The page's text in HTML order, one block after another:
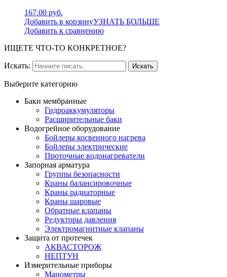
167.00 руб.
Добавить в корзинуУЗНАТЬ БОЛЬШЕ
Добавить к сравнению
ИЩЕТЕ ЧТО-ТО КОНКРЕТНОЕ?
Искать:
Выберите категорию
Баки мембранные
Гидроаккумуляторы
Расширительные баки
Водогрейное оборудование
Бойлеры косвенного нагрева
Бойлеры электрические
Проточные водонагреватели
Запорная арматура
Группы безопасности
Краны балансировочные
Краны радиаторные
Краны шаровые
Обратные клапаны
Редукторы давления
Электромагнитные клапаны
Защита от протечек
АКВАСТОРОЖ
НЕПТУН
Измерительные приборы
Манометры